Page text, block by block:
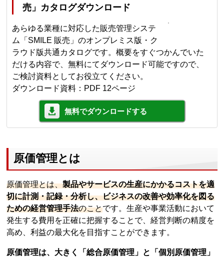
売」カタログダウンロード
あらゆる業種に対応した販売管理システ
ム「SMILE 販売」のオンプレミス版・ク
ラウド版共通カタログです。概要をすぐつかんでいた
だける内容で、無料にてダウンロード可能ですので、
ご検討資料としてお役立てください。
ダウンロード資料：PDF 12ページ
無料でダウンロードする
原価管理とは
原価管理とは、製品やサービスの生産にかかるコストを適
切に計測・記録・分析し、ビジネスの改善や効率化を図る
ための経営管理手法のことです。生産や事業活動において
発生する費用を正確に把握することで、経営判断の精度を
高め、利益の最大化を目指すことができます。
原価管理は、大きく「総合原価管理」と「個別原価管理」